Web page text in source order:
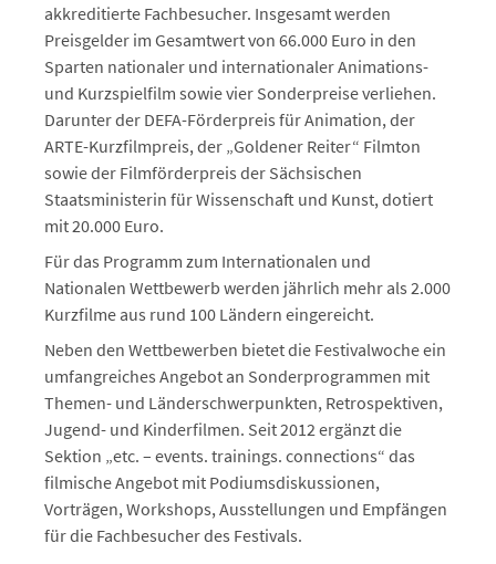
akkreditierte Fachbesucher. Insgesamt werden
Preisgelder im Gesamtwert von 66.000 Euro in den
Sparten nationaler und internationaler Animations-
und Kurzspielfilm sowie vier Sonderpreise verliehen.
Darunter der DEFA-Förderpreis für Animation, der
ARTE-Kurzfilmpreis, der „Goldener Reiter“ Filmton
sowie der Filmförderpreis der Sächsischen
Staatsministerin für Wissenschaft und Kunst, dotiert
mit 20.000 Euro.
Für das Programm zum Internationalen und
Nationalen Wettbewerb werden jährlich mehr als 2.000
Kurzfilme aus rund 100 Ländern eingereicht.
Neben den Wettbewerben bietet die Festivalwoche ein
umfangreiches Angebot an Sonderprogrammen mit
Themen- und Länderschwerpunkten, Retrospektiven,
Jugend- und Kinderfilmen. Seit 2012 ergänzt die
Sektion „etc. – events. trainings. connections“ das
filmische Angebot mit Podiumsdiskussionen,
Vorträgen, Workshops, Ausstellungen und Empfängen
für die Fachbesucher des Festivals.